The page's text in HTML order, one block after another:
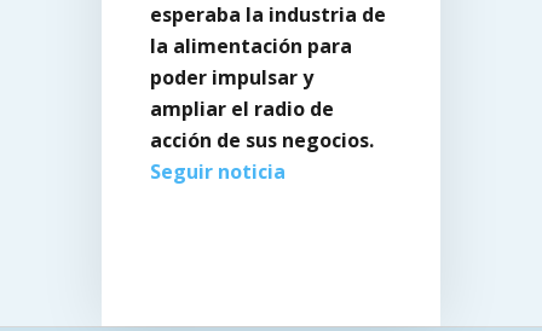
esperaba la industria de
la alimentación para
poder impulsar y
ampliar el radio de
acción de sus negocios.
Seguir noticia